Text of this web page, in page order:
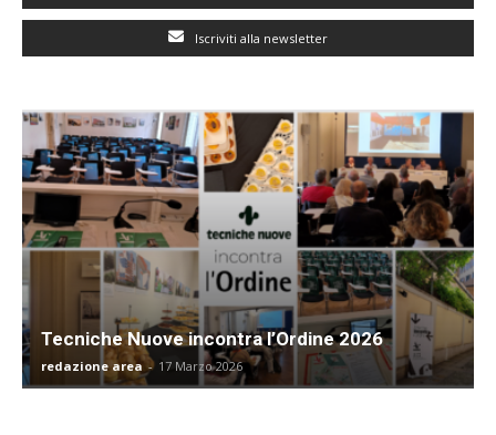
Iscriviti alla newsletter
Tecniche Nuove incontra l’Ordine 2026
redazione area - 17 Marzo 2026